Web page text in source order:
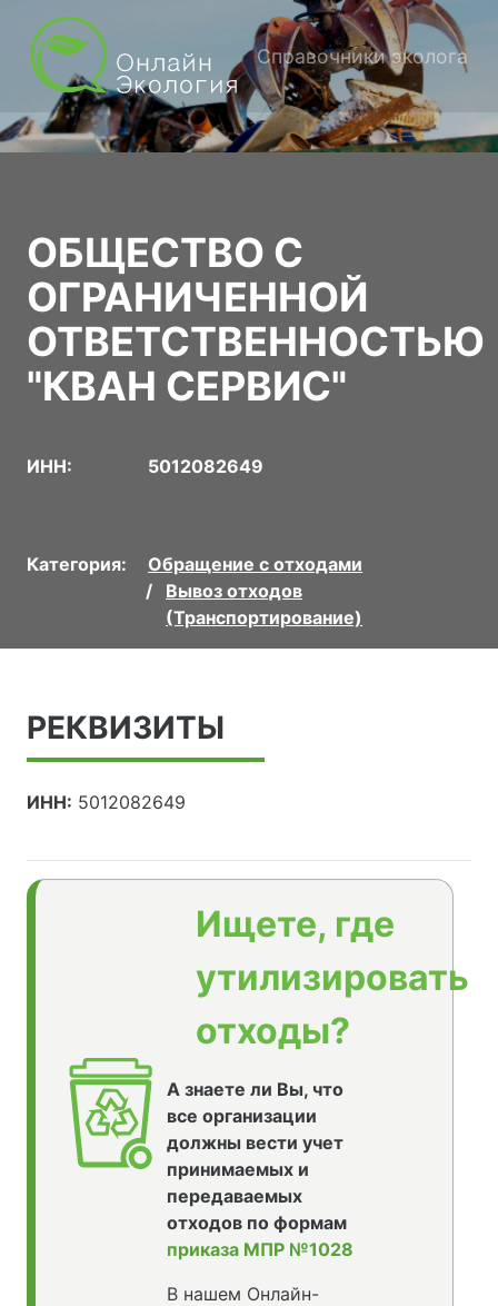
Справочники эколога
ОБЩЕСТВО С
ОГРАНИЧЕННОЙ
ОТВЕТСТВЕННОСТЬЮ
"КВАН СЕРВИС"
ИНН: 5012082649
Категория:
Обращение с отходами
Вывоз отходов
(Транспортирование)
РЕКВИЗИТЫ
ИНН: 5012082649
Ищете, где
утилизировать
отходы?
А знаете ли Вы, что
все организации
должны вести учет
принимаемых и
передаваемых
отходов по формам
приказа МПР №1028
В нашем Онлайн-